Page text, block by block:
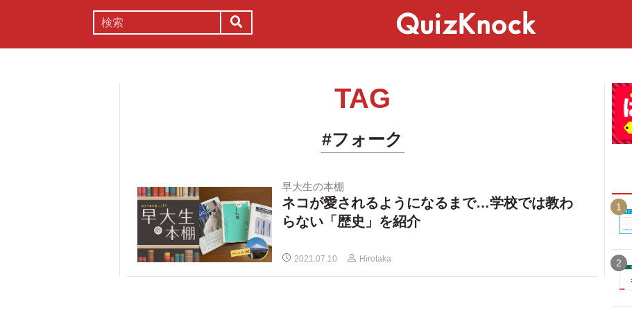
TAG
#フォーク
早大生の本棚
ネコが愛されるようになるまで…学校では教わ
らない「歴史」を紹介
2021.07.10 Hirotaka
1
2